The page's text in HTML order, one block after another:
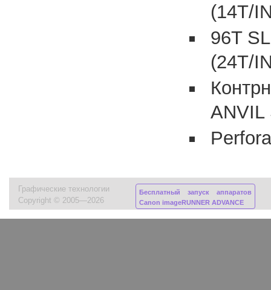
(14T/
96T
(24T/
ANVIL
Графические технологии
Copyright © 2005—2026
Бесплатный запуск аппаратов
Canon imageRUNNER ADVANCE